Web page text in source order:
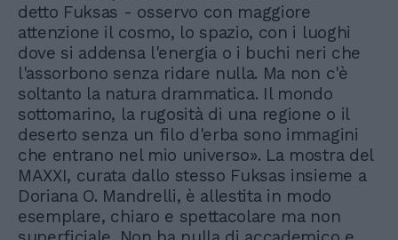
detto Fuksas - osservo con maggiore
attenzione il cosmo, lo spazio, con i luoghi
dove si addensa l'energia o i buchi neri che
l'assorbono senza ridare nulla. Ma non c'è
soltanto la natura drammatica. Il mondo
sottomarino, la rugosità di una regione o il
deserto senza un filo d'erba sono immagini
che entrano nel mio universo». La mostra del
MAXXI, curata dallo stesso Fuksas insieme a
Doriana O. Mandrelli, è allestita in modo
esemplare, chiaro e spettacolare ma non